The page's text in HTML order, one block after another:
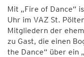
Mit „Fire of Dance“
Uhr im VAZ St.
Mitgliedern der
zu Gast, die einen
the Dance“ über ein